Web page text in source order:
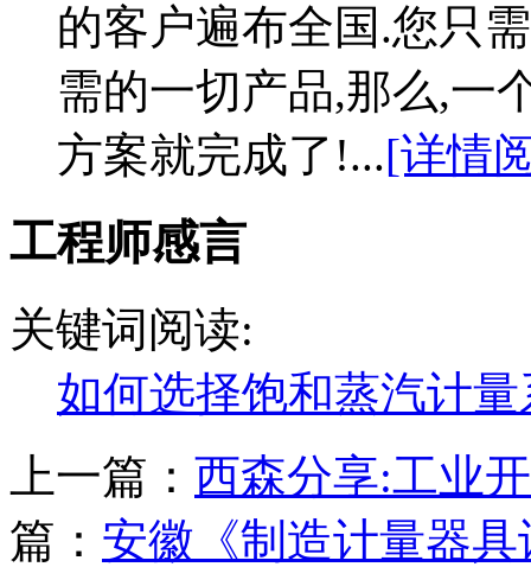
的客户遍布全国.您只
需的一切产品,那么,一
方案就完成了!...[详情
工程师感言
关键词阅读:
如何选择饱和蒸汽计量
上一篇： 西森分享:工业
篇： 安徽《制造计量器